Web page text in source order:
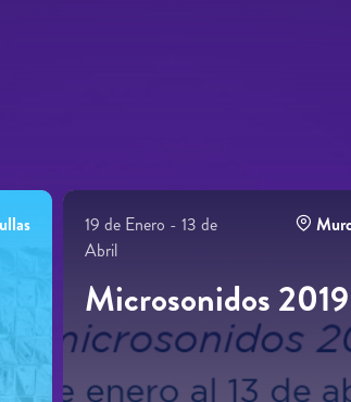
19 de Enero - 13 de
Abril
Microsonidos 2019